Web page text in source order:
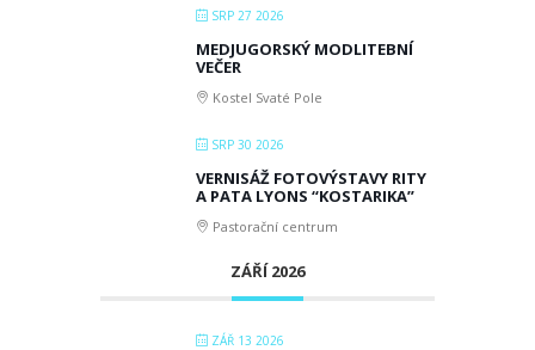
SRP 27 2026
MEDJUGORSKÝ MODLITEBNÍ
VEČER
Kostel Svaté Pole
SRP 30 2026
VERNISÁŽ FOTOVÝSTAVY RITY
A PATA LYONS “KOSTARIKA”
Pastorační centrum
ZÁŘÍ 2026
ZÁŘ 13 2026